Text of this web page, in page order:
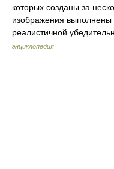
которых созданы за
изображения
реалистичной
энциклопедия